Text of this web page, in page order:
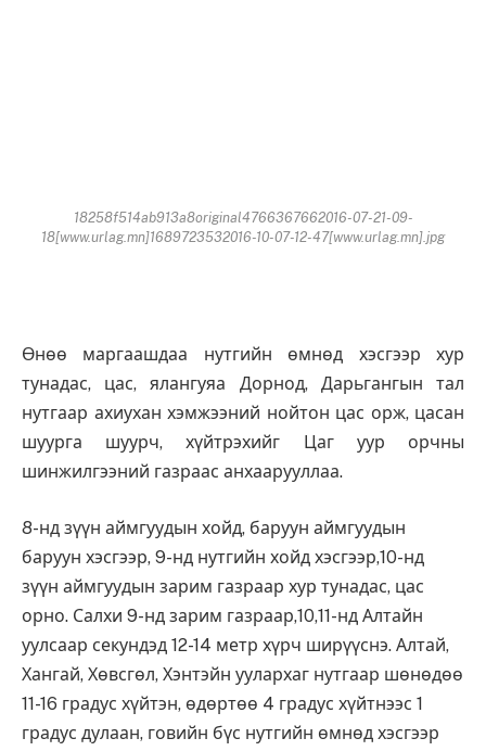
18258f514ab913a8original4766367662016-07-21-09-
18[www.urlag.mn]1689723532016-10-07-12-47[www.urlag.mn].jpg
Өнөө маргаашдаа нутгийн өмнөд хэсгээр хур
тунадас, цас, ялангуяа Дорнод, Дарьгангын тал
нутгаар ахиухан хэмжээний нойтон цас орж, цасан
шуурга шуурч, хүйтрэхийг Цаг уур орчны
шинжилгээний газраас анхаарууллаа.
8-нд зүүн аймгуудын хойд, баруун аймгуудын
баруун хэсгээр, 9-нд нутгийн хойд хэсгээр,10-нд
зүүн аймгуудын зарим газраар хур тунадас, цас
орно. Салхи 9-нд зарим газраар,10,11-нд Алтайн
уулсаар секундэд 12-14 метр хүрч ширүүснэ. Алтай,
Хангай, Хөвсгөл, Хэнтэйн уулархаг нутгаар шөнөдөө
11-16 градус хүйтэн, өдөртөө 4 градус хүйтнээс 1
градус дулаан, говийн бүс нутгийн өмнөд хэсгээр